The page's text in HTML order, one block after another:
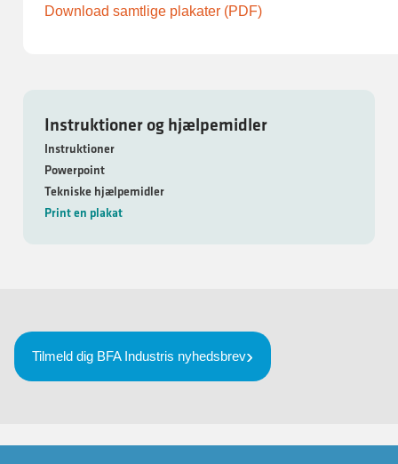
Instruktioner og hjælpemidler
Instruktioner
Powerpoint
Tekniske hjælpemidler
Print en plakat
Download samtlige plakater (PDF)
Tilmeld dig BFA Industris nyhedsbrev